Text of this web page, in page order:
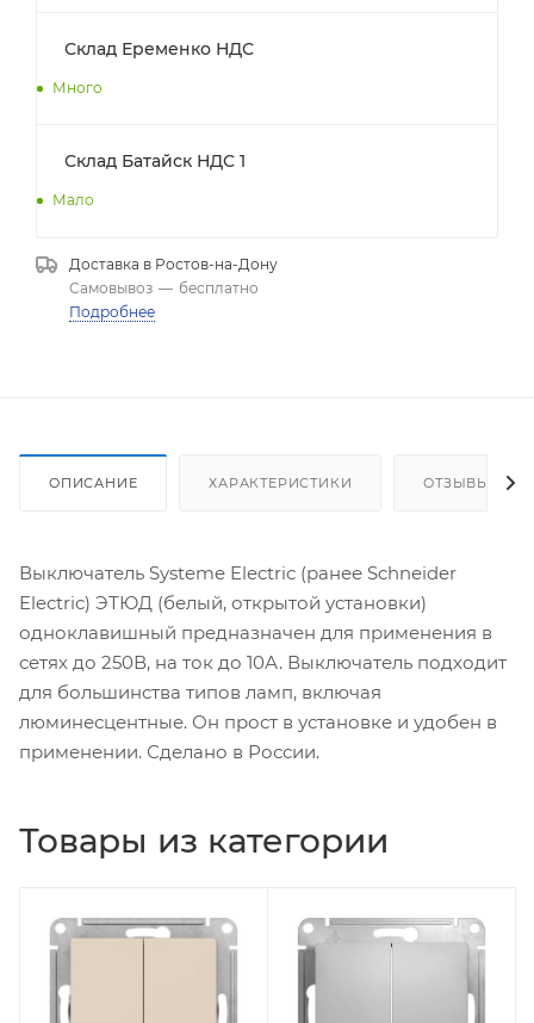
Склад Еременко НДС
Много
Склад Батайск НДС 1
Мало
Доставка в Ростов-на-Дону
Самовывоз — бесплатно
Подробнее
ОПИСАНИЕ ХАРАКТЕРИСТИКИ ОТЗЫВЫ
Выключатель Systeme Electric (ранее Schneider
Electric) ЭТЮД (белый, открытой установки)
одноклавишный предназначен для применения в
сетях до 250В, на ток до 10А. Выключатель подходит
для большинства типов ламп, включая
люминесцентные. Он прост в установке и удобен в
применении. Сделано в России.
Товары из категории